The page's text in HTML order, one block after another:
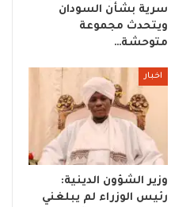
سرية بشأن السودان
ويتحدث مجموعة
متوحشة…
اخبار
وزير الشؤون الدينية:
رئيس الوزراء لم يبلغني